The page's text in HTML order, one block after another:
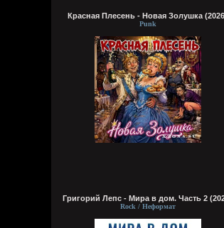
Красная Плесень - Новая Золушка
Punk
Григорий Лепс - Мира в дом. Часть 2
Rock / Неформат